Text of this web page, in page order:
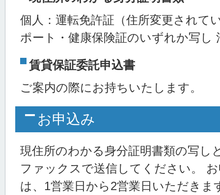
個人：運転免許証（住所変更されて
ポート・健康保険証のいずれか写し
賃貸保証委託申込書
ご案内の際にお持ちいたします。
お申込み
現住所のわかる身分証明書類の写し
ファックスで送信してください。
は、1営業日から2営業日いただきま